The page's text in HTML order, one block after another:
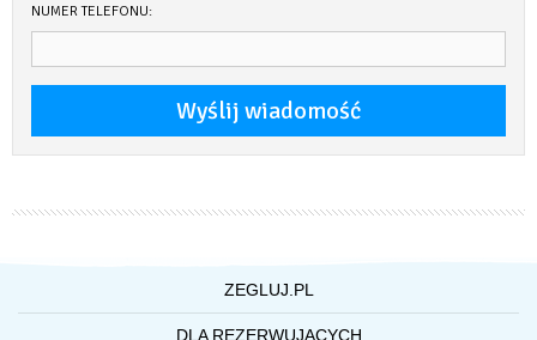
NUMER TELEFONU:
ZEGLUJ.PL
O NAS
DLA REZERWUJĄCYCH